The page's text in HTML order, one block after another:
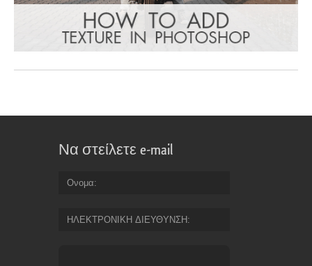
Να στείλετε e-mail
Ονομα
ΗΛΕΚΤΡΟΝΙΚΗ ΔΙΕΥΘΥΝΣΗ